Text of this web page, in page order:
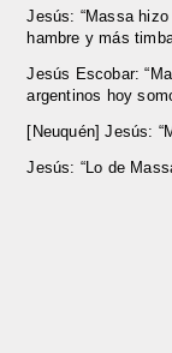
Jesús: “Massa
hambre y más
Jesús Escobar:
argentinos hoy
[Neuquén] Jesús:
Jesús: “Lo de